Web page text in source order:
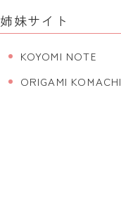
姉妹サイト
KOYOMI NOTE
ORIGAMI KOMACHI